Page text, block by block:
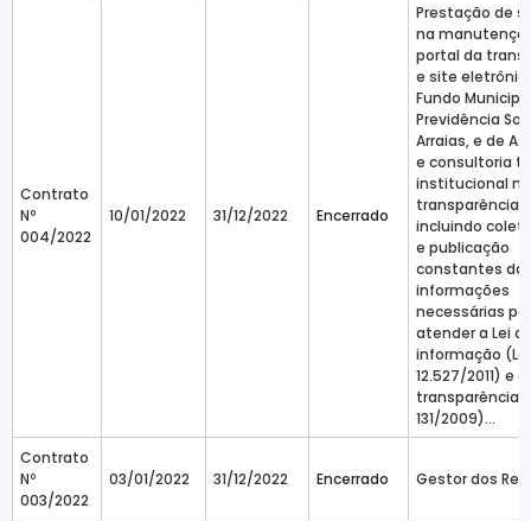
Contrato
Nº
004/2022
10/01/2022 31/12/2022 Encerrado
Prestação de
na
portal da
e site
Fundo
Previdência
Arraias, e de
e consultoria
institucional
transparência
incluindo
e publicação
constantes
informações
necessárias
atender a Lei
informação (Lei
12.527/2011) e
transparência
131/2009)...
Contrato
Nº
003/2022
03/01/2022 31/12/2022 Encerrado Gestor dos